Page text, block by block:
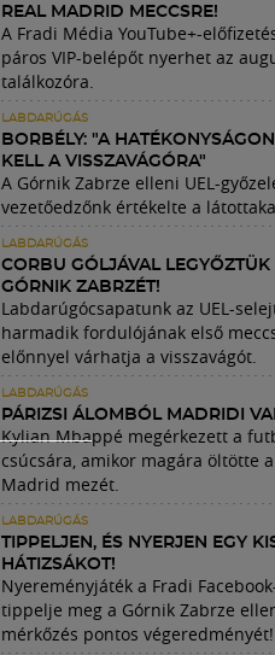
REAL MADRID MECCSRE!
A Fradi Média YouTube+-
páros VIP-belépőt nyerhet az
találkozóra.
LABDARÚGÁS
BORBÉLY: "A HATÉKONYSÁGON
KELL A VISSZAVÁGÓRA"
A Górnik Zabrze elleni UEL-
vezetőedzőnk értékelte a
LABDARÚGÁS
CORBU GÓLJÁVAL LEGYŐZTÜK
GÓRNIK ZABRZÉT!
Labdarúgócsapatunk az UEL-
harmadik fordulójának első
előnnyel várhatja a visszavágót.
LABDARÚGÁS
PÁRIZSI ÁLOMBÓL MADRIDI
Kylian Mbappé megérkezett a
csúcsára, amikor magára öltötte
Madrid mezét.
LABDARÚGÁS
TIPPELJEN, ÉS NYERJEN EGY
HÁTIZSÁKOT!
Nyereményjáték a Fradi
tippelje meg a Górnik Zabrze
mérkőzés pontos végeredményét!